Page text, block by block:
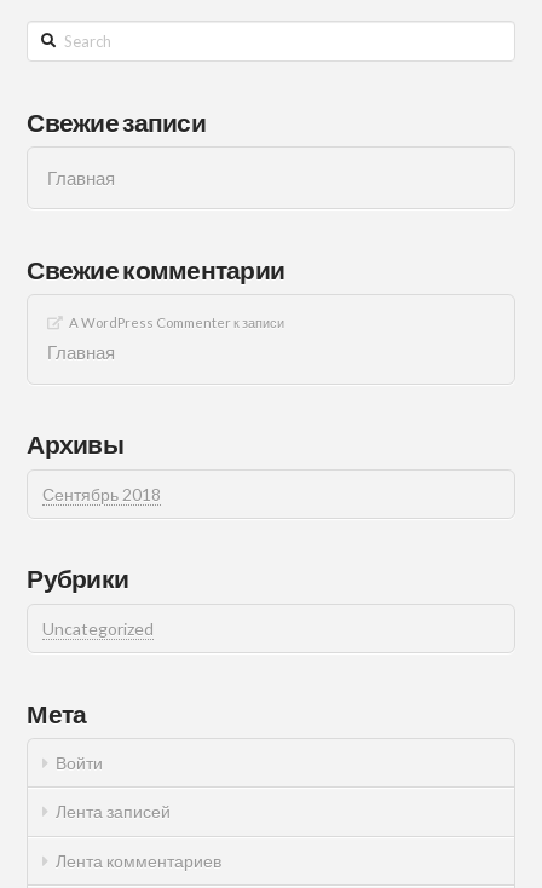
Search
Свежие записи
Главная
Свежие комментарии
A WordPress Commenterк записи
Главная
Архивы
Сентябрь 2018
Рубрики
Uncategorized
Мета
Войти
Лента записей
Лента комментариев